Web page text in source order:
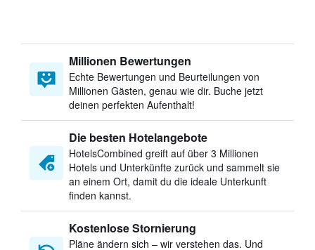
Millionen Bewertungen
Echte Bewertungen und Beurteilungen von
Millionen Gästen, genau wie dir. Buche jetzt
deinen perfekten Aufenthalt!
Die besten Hotelangebote
HotelsCombined greift auf über 3 Millionen
Hotels und Unterkünfte zurück und sammelt sie
an einem Ort, damit du die ideale Unterkunft
finden kannst.
Kostenlose Stornierung
Pläne ändern sich – wir verstehen das. Und